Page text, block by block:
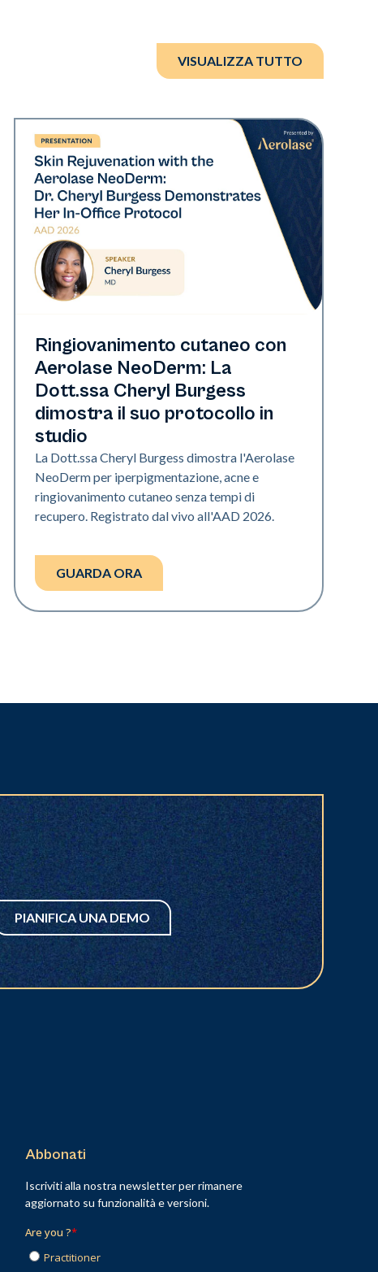
VISUALIZZA TUTTO
Neo Elite | Presentazione
Ringiovanimento cutaneo con
Aerolase NeoDerm: La
Dott.ssa Cheryl Burgess
dimostra il suo protocollo in
studio
La Dott.ssa Cheryl Burgess dimostra l'Aerolase
NeoDerm per iperpigmentazione, acne e
ringiovanimento cutaneo senza tempi di
recupero. Registrato dal vivo all'AAD 2026.
GUARDA ORA
PIANIFICA UNA DEMO
Abbonati
Iscriviti alla nostra newsletter per rimanere
aggiornato su funzionalità e versioni.